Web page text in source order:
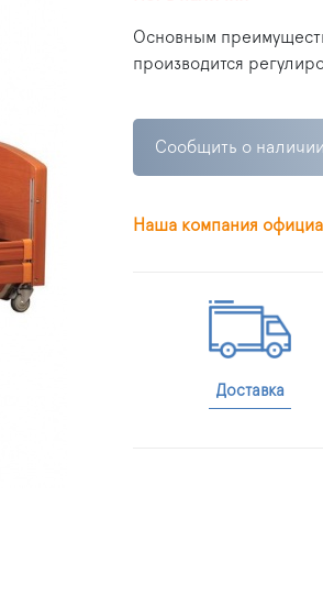
Основным
производится
Сообщить о наличии
Наша компания
Доставка